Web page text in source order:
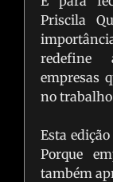
Priscila
redefine
empresas
no
Esta
Porque
também